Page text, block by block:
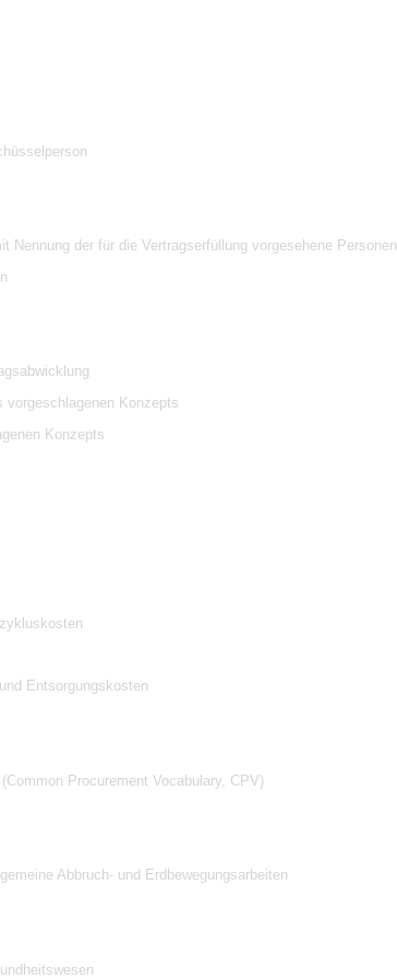
Nennung der für die Vertragserfüllung vorgesehene Personen
vorgeschlagenen Konzepts
Konzepts
Entsorgungskosten
Procurement Vocabulary, CPV)
Abbruch- und Erdbewegungsarbeiten